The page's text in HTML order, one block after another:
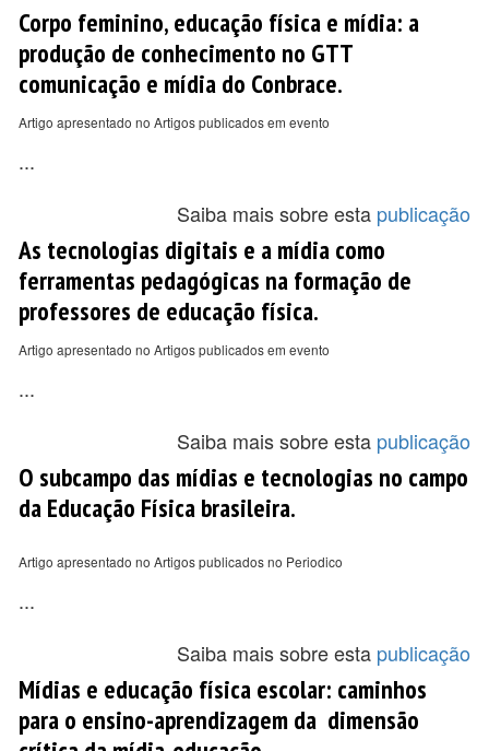
Corpo feminino, educação física e mídia: a
produção de conhecimento no GTT
comunicação e mídia do Conbrace.
Artigo apresentado no Artigos publicados em evento
...
Saiba mais sobre esta publicação
As tecnologias digitais e a mídia como
ferramentas pedagógicas na formação de
professores de educação física.
Artigo apresentado no Artigos publicados em evento
...
Saiba mais sobre esta publicação
O subcampo das mídias e tecnologias no campo
da Educação Física brasileira.
Artigo apresentado no Artigos publicados no Periodico
...
Saiba mais sobre esta publicação
Mídias e educação física escolar: caminhos
para o ensino-aprendizagem da dimensão